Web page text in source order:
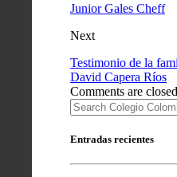
Junior Gales Cheff
Next
Testimonio de la
David Capera Ríos
Comments are
Entradas recientes